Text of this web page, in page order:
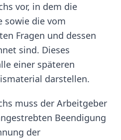
vor, in dem die
sowie die vom
Fragen und dessen
sind. Dieses
einer späteren
darstellen.
muss der Arbeitgeber
Beendigung
der